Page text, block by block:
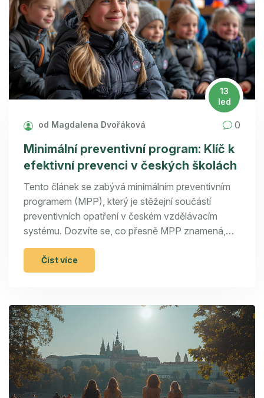
13
led
od Magdalena Dvořáková 0
Minimální preventivní program: Klíč k
efektivní prevenci v českých školách
Tento článek se zabývá minimálním preventivním
programem (MPP), který je stěžejní součástí
preventivních opatření v českém vzdělávacím
systému. Dozvíte se, co přesně MPP znamená,
jaké má cíle a strukturu, a proč je jeho
implementace v školách tak důležitá. Budeme se
také věnovat konkrétním aktivitám a metodám,
zavést MPP ve vaší škole.
Číst více